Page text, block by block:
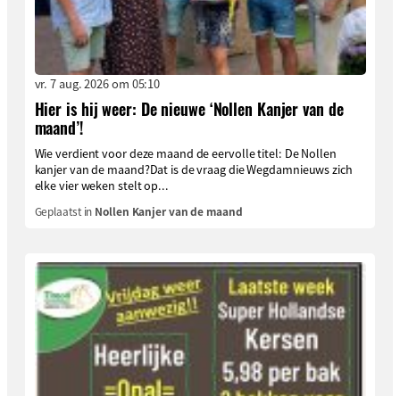
vr. 7 aug. 2026 om 05:10
Hier is hij weer: De nieuwe ‘Nollen Kanjer van de
maand’!
Wie verdient voor deze maand de eervolle titel: De Nollen
kanjer van de maand?Dat is de vraag die Wegdamnieuws zich
elke vier weken stelt op...
Geplaatst in Nollen Kanjer van de maand